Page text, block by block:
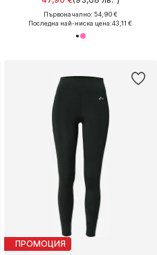
Първоначално: 54,90 €
Последна най-ниска цена:43,11 €
ПРОМОЦИЯ